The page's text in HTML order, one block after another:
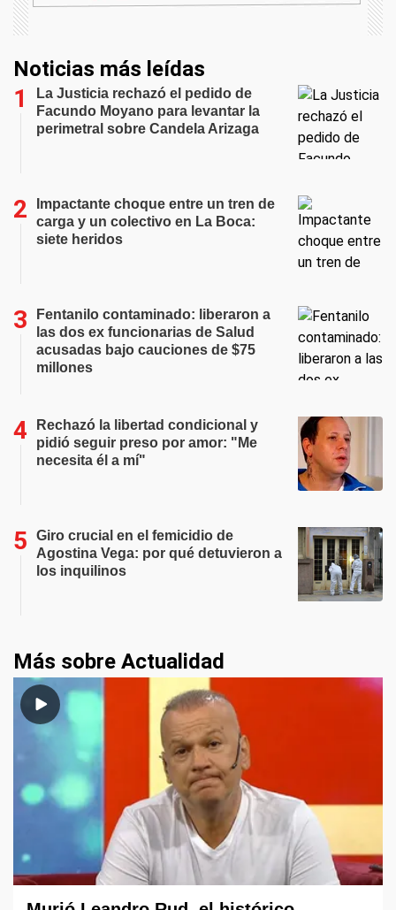
Noticias más leídas
La Justicia rechazó el pedido de
Facundo Moyano para levantar la
perimetral sobre Candela Arizaga
Impactante choque entre un tren de
carga y un colectivo en La Boca:
siete heridos
Fentanilo contaminado: liberaron a
las dos ex funcionarias de Salud
acusadas bajo cauciones de $75
millones
Rechazó la libertad condicional y
pidió seguir preso por amor: "Me
necesita él a mí"
Giro crucial en el femicidio de
Agostina Vega: por qué detuvieron a
los inquilinos
Más sobre Actualidad